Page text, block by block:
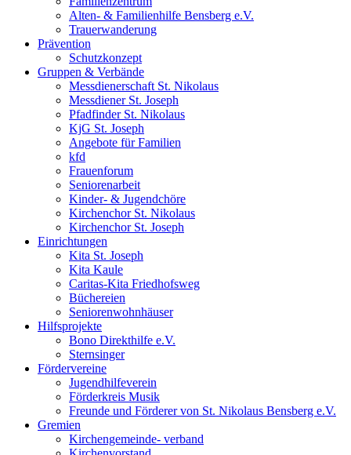
Alten- & Familienhilfe Bensberg e.V.
Trauerwanderung
Prävention
Schutzkonzept
Gruppen & Verbände
Messdienerschaft St. Nikolaus
Messdiener St. Joseph
Pfadfinder St. Nikolaus
KjG St. Joseph
Angebote für Familien
kfd
Frauenforum
Seniorenarbeit
Kinder- & Jugendchöre
Kirchenchor St. Nikolaus
Kirchenchor St. Joseph
Einrichtungen
Kita St. Joseph
Kita Kaule
Caritas-Kita Friedhofsweg
Büchereien
Seniorenwohnhäuser
Hilfsprojekte
Bono Direkthilfe e.V.
Sternsinger
Fördervereine
Jugendhilfeverein
Förderkreis Musik
Freunde und Förderer von St. Nikolaus Bensberg e.V.
Gremien
Kirchengemeinde- verband